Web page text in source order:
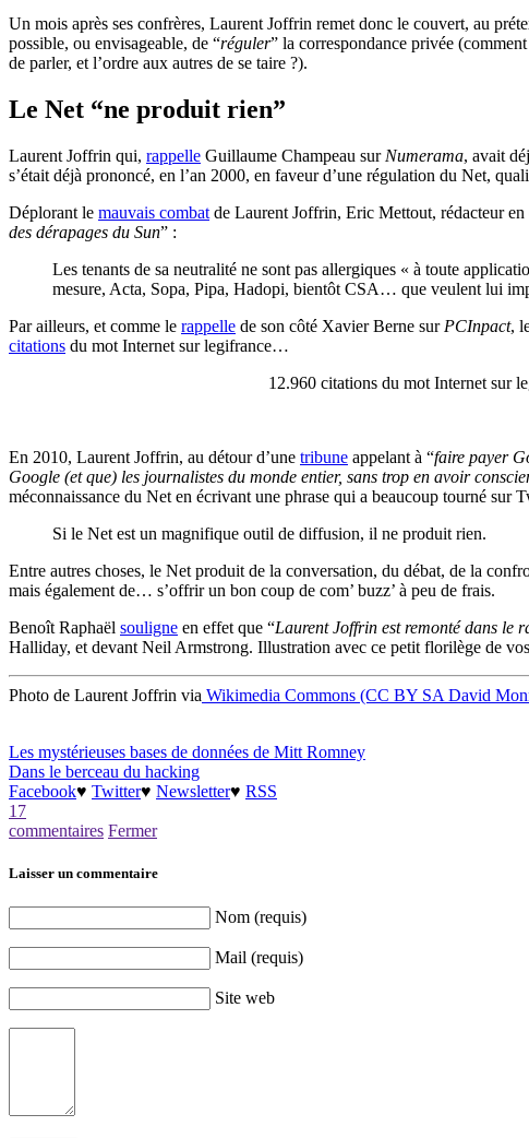
Un mois après ses confrères, Laurent Joffrin remet donc le couvert, au
possible, ou envisageable, de “réguler” la correspondance privée
de parler, et l’ordre aux autres de se taire ?).
Le Net “ne produit rien”
Laurent Joffrin qui, rappelle Guillaume Champeau sur Numerama, avait
s’était déjà prononcé, en l’an 2000, en faveur d’une régulation du Net,
Déplorant le mauvais combat de Laurent Joffrin, Eric Mettout, rédacteur en
des dérapages du Sun” :
Les tenants de sa neutralité ne sont pas allergiques « à toute
mesure, Acta, Sopa, Pipa, Hadopi, bientôt CSA… que veulent lui
Par ailleurs, et comme le rappelle de son côté Xavier Berne sur PCInpact,
citations du mot Internet sur legifrance…
12.960 citations du mot Internet sur
En 2010, Laurent Joffrin, au détour d’une tribune appelant à “faire payer
Google (et que) les journalistes du monde entier, sans trop en avoir
méconnaissance du Net en écrivant une phrase qui a beaucoup tourné sur
Si le Net est un magnifique outil de diffusion, il ne produit rien.
Entre autres choses, le Net produit de la conversation, du débat, de la
mais également de… s’offrir un bon coup de com’ buzz’ à peu de frais.
Benoît Raphaël souligne en effet que “Laurent Joffrin est remonté dans le
Halliday, et devant Neil Armstrong. Illustration avec ce petit florilège de
Photo de Laurent Joffrin via Wikimedia Commons (CC BY SA David
Les mystérieuses bases de données de Mitt Romney
Dans le berceau du hacking
Facebook♥ Twitter♥ Newsletter♥ RSS
17
commentaires Fermer
Laisser un commentaire
Nom (requis)
Mail (requis)
Site web